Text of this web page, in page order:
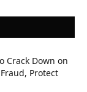
Crack Down on
Protect